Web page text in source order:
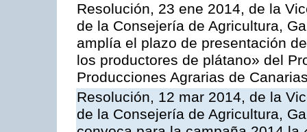
Resolución, 23 ene 2014, de la
de la Consejería de Agricultura,
amplía el plazo de presentación
los productores de plátano» del
Producciones Agrarias de
Resolución, 12 mar 2014, de la
de la Consejería de Agricultura,